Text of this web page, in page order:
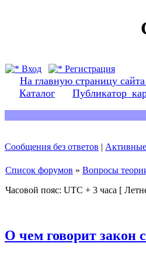
Вход
Регистрация
На главную страницу
Каталог
Сообщения без ответов |
Список форумов » Вопросы
Часовой пояс: UTC + 3 часа [
О чем говорит закон